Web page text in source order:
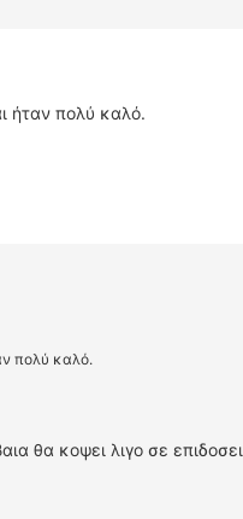
ήταν πολύ καλό.
πολύ καλό.
θα κοψει λιγο σε